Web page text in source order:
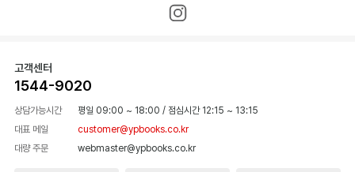
고객센터
1544-9020
상담가능시간 평일 09:00 ~ 18:00 / 점심시간 12:15 ~ 13:15
대표 메일
customer@ypbooks.co.kr
대량 주문
webmaster@ypbooks.co.kr